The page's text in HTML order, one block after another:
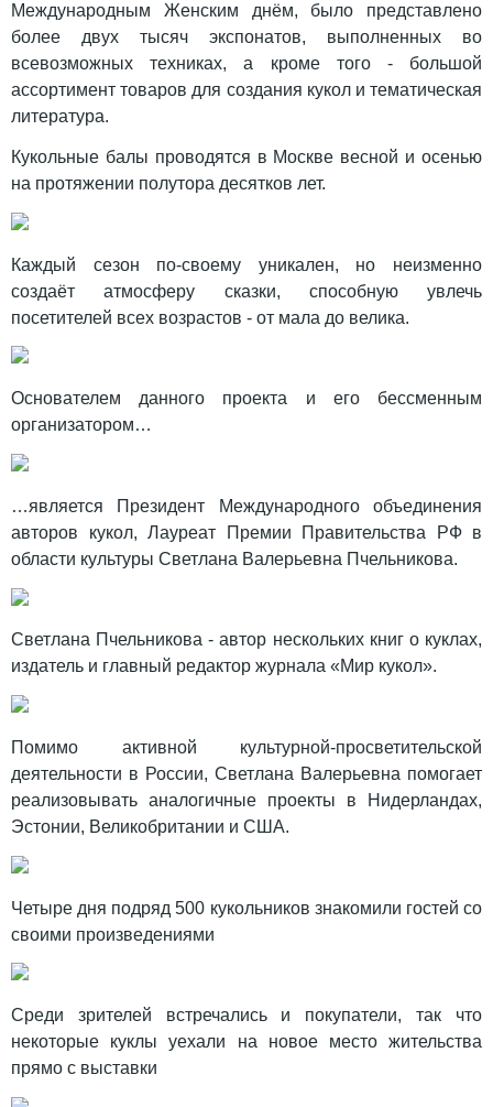
Международным Женским днём, было представлено
более двух тысяч экспонатов, выполненных во
всевозможных техниках, а кроме того - большой
ассортимент товаров для создания кукол и тематическая
литература.
Кукольные балы проводятся в Москве весной и осенью
на протяжении полутора десятков лет.
Каждый сезон по-своему уникален, но неизменно
создаёт атмосферу сказки, способную увлечь
посетителей всех возрастов - от мала до велика.
Основателем данного проекта и его бессменным
организатором…
…является Президент Международного объединения
авторов кукол, Лауреат Премии Правительства РФ в
области культуры Светлана Валерьевна Пчельникова.
Светлана Пчельникова - автор нескольких книг о куклах,
издатель и главный редактор журнала «Мир кукол».
Помимо активной культурной-просветительской
деятельности в России, Светлана Валерьевна помогает
реализовывать аналогичные проекты в Нидерландах,
Эстонии, Великобритании и США.
Четыре дня подряд 500 кукольников знакомили гостей со
своими произведениями
Среди зрителей встречались и покупатели, так что
некоторые куклы уехали на новое место жительства
прямо с выставки